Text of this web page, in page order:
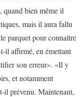
quand bien même il
mais il aura fallu
parquet pour connaître
il affirmé, en émettant
son erreur». «Il y
et notamment
il prévenu. Maintenant,